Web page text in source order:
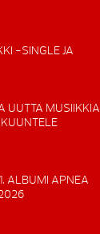
-SINGLE JA
UUTTA MUSIIKKIA
ALBUMI APNEA